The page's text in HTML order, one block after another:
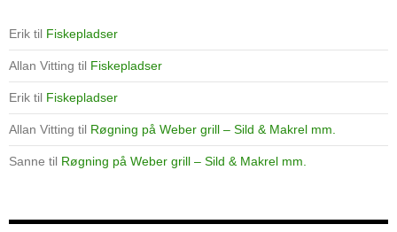
Erik til Fiskepladser
Allan Vitting til Fiskepladser
Erik til Fiskepladser
Allan Vitting til Røgning på Weber grill – Sild & Makrel mm.
Sanne til Røgning på Weber grill – Sild & Makrel mm.